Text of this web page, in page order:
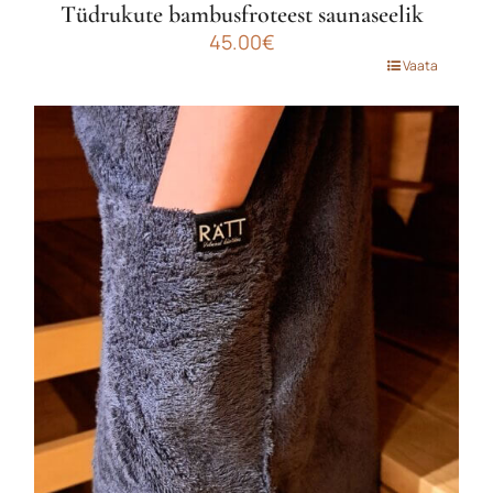
Tüdrukute bambusfroteest saunaseelik
45.00€
mitu
varianti.
Valikuid
tootelehel.
Vaata